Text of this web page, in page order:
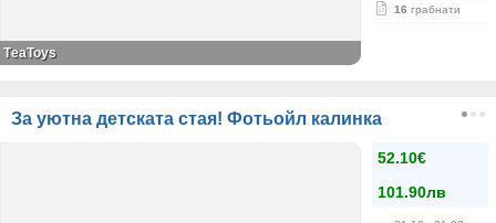
16 грабнати
ТeaToys
За уютна детската стая! Фотьойл калинка
52.10€
101.90лв